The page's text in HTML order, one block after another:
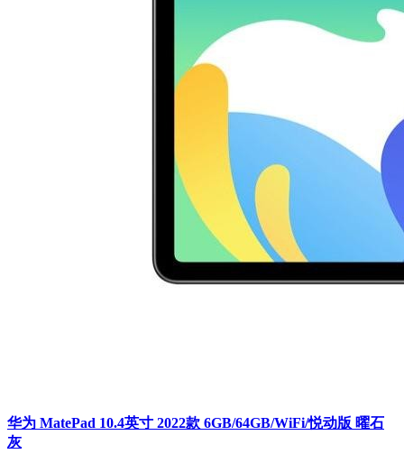
华为 MatePad 10.4英寸 2022款 6GB/64GB/WiFi/悦动版 曜石
灰